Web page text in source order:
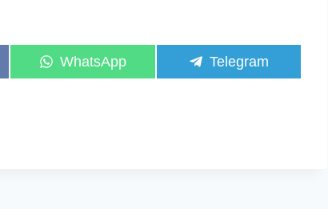
C
o
WhatsApp
C
o
Telegram